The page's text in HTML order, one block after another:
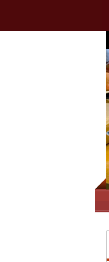
:::